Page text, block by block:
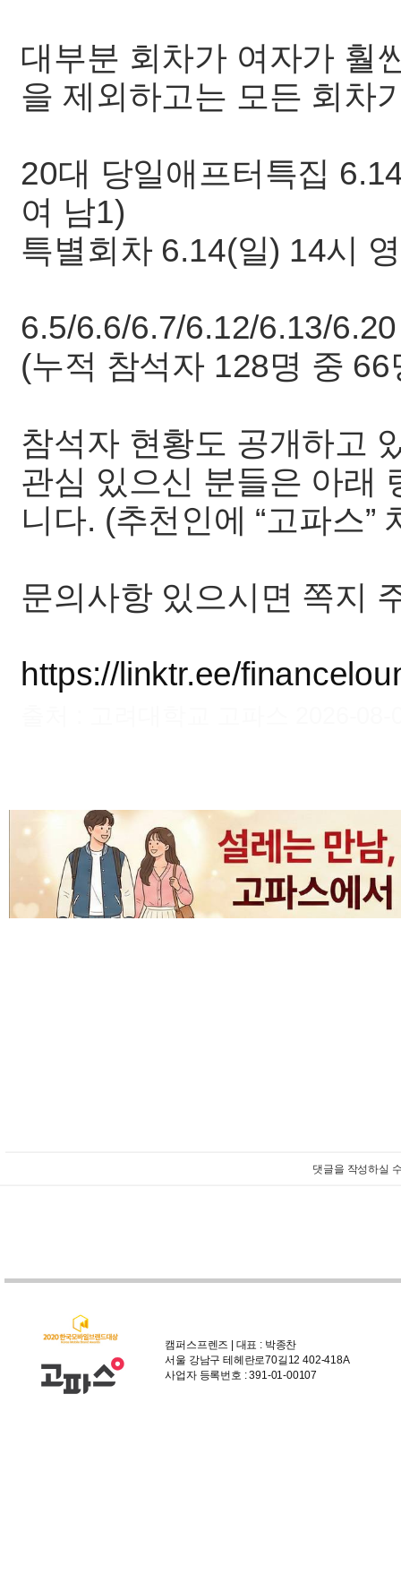
대부분 회차가 여자가 훨
을 제외하고는 모든 회차
20대 당일애프터특집
여 남1)
특별회차 6.14(일) 14시
6.5/6.6/6.7/6.12/6.13/
(누적 참석자 128명 중
참석자 현황도 공개하고
관심 있으신 분들은 아래
니다. (추천인에 “고파스”
문의사항 있으시면 쪽지
https://linktr.ee/
댓글을 작성하실
캠퍼스프렌즈 | 대표 : 박종찬
서울 강남구 테헤란로70길12 402-418A
사업자 등록번호 : 391-01-00107